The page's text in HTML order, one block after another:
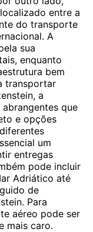
entre a
do transporte
A
sua
enquanto
bem
transportar
a
que
e opções
um
entregas
pode incluir
Adriático até
de
Para
aéreo pode ser
mais caro.